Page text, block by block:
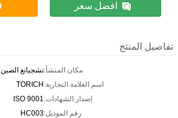
افضل سعر
تفاصيل المنتج
مكان المنشأ:تشجيانغ الصين
اسم العلامة التجارية:TORICH
إصدار الشهادات:ISO 9001
رقم الموديل:HC003